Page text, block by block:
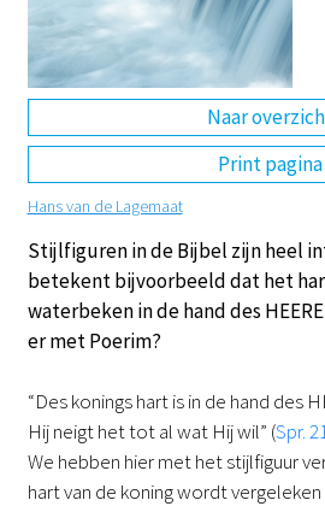
Naar
Print pagina
Hans van de Lagemaat
Stijlfiguren in de Bijbel zijn heel
betekent bijvoorbeeld dat het
waterbeken in de hand des
er met Poerim?
“Des konings hart is in de hand des
Hij neigt het tot al wat Hij wil” (Spr.
We hebben hier met het stijlfiguur
hart van de koning wordt
DE